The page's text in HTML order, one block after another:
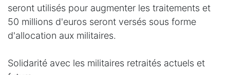
seront utilisés pour augmenter les traitements et
50 millions d'euros seront versés sous forme
d'allocation aux militaires.
Solidarité avec les militaires retraités actuels et